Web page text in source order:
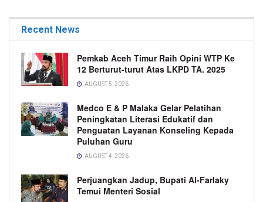
Recent News
Pemkab Aceh Timur Raih Opini WTP Ke
12 Berturut-turut Atas LKPD TA. 2025
AUGUST 5, 2026
Medco E & P Malaka Gelar Pelatihan
Peningkatan Literasi Edukatif dan
Penguatan Layanan Konseling Kepada
Puluhan Guru
AUGUST 4, 2026
Perjuangkan Jadup, Bupati Al-Farlaky
Temui Menteri Sosial